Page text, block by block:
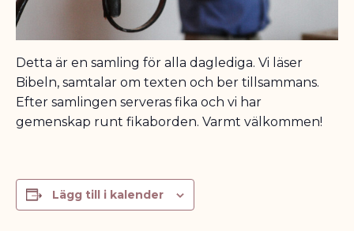
Detta är en samling för alla daglediga. Vi läser
Bibeln, samtalar om texten och ber tillsammans.
Efter samlingen serveras fika och vi har
gemenskap runt fikaborden. Varmt välkommen!
Lägg till i kalender